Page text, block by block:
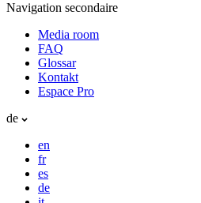
Navigation secondaire
Media room
FAQ
Glossar
Kontakt
Espace Pro
de
en
fr
es
de